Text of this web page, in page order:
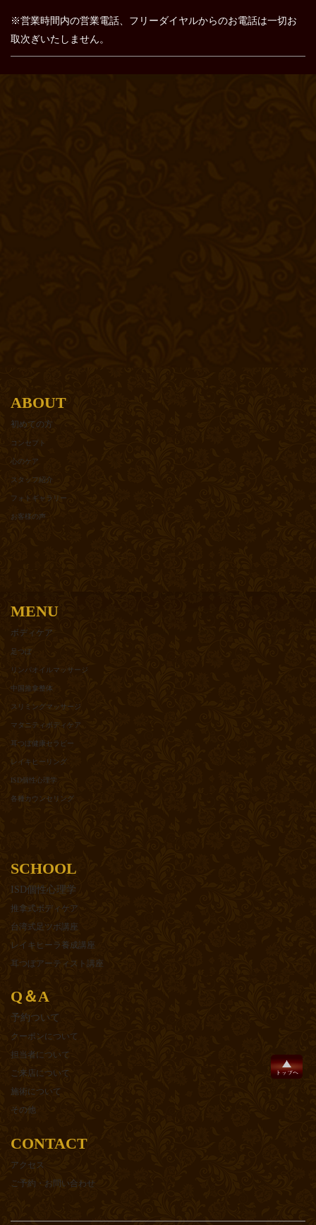
※営業時間内の営業電話、フリーダイヤルからのお電話は一切お
取次ぎいたしません。
ABOUT
初めての方
コンセプト
心のケア
スタッフ紹介
フォトギャラリー
お客様の声
MENU
ボディケア
足つぼ
リンパオイルマッサージ
中国推拿整体
スリミングマッサージ
マタニティボディケア
耳つぼ健康セラピー
レイキヒーリング
ISD個性心理学
各種カウンセリング
SCHOOL
ISD個性心理学
推拿式ボディケア
台湾式足ツボ講座
レイキヒーラ養成講座
耳つぼアーティスト講座
Q＆A
予約ついて
クーポンについて
担当者について
ご来店について
施術について
その他
CONTACT
アクセス
ご予約・お問い合わせ